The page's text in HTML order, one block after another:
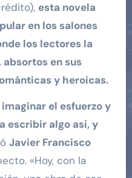
esta novela
en los salones
los lectores la
en sus
y heroicas.
el esfuerzo y
escribir algo así, y
Javier Francisco
«Hoy, con la